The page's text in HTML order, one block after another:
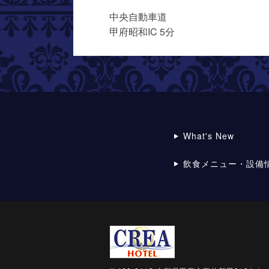
中央自動車道
甲府昭和IC 5分
What's New
飲食メニュー・設備